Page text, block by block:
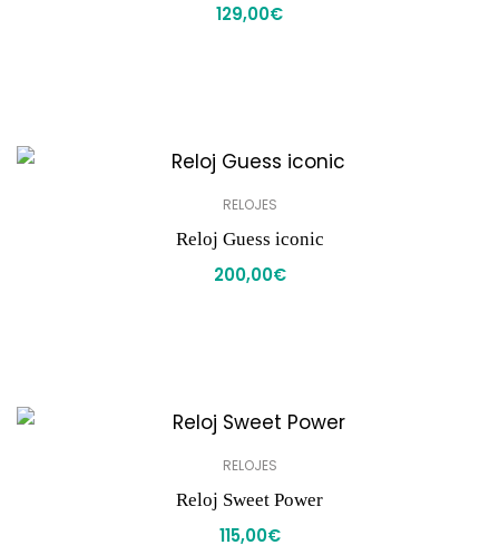
129,00€
RELOJES
Reloj Guess iconic
200,00€
RELOJES
Reloj Sweet Power
115,00€